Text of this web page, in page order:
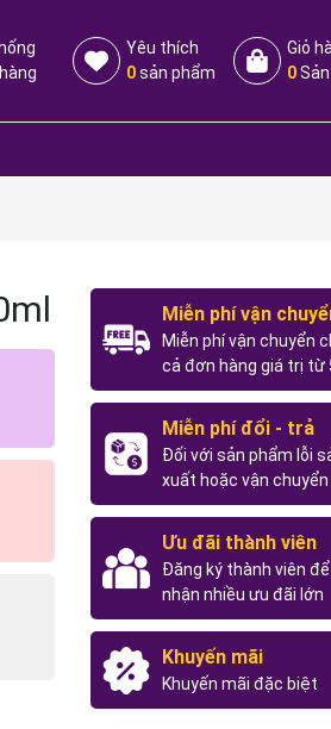
Yêu thích
0sản phẩm
Giỏ
0
Miễn phí vận
Miễn phí vận chuyển
cả đơn hàng giá trị từ
Miễn phí đổi - trả
Đối với sản phẩm lỗi
xuất hoặc vận chuyển
Ưu đãi thành viên
Đăng ký thành viên
nhận nhiều ưu đãi lớn
Khuyến mãi
Khuyến mãi đặc biệt